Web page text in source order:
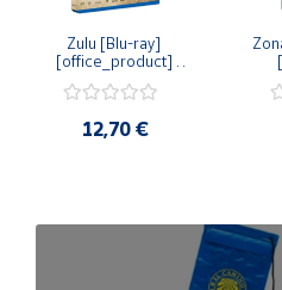
Zulu [Blu-ray]
[office_product]
12,70 €